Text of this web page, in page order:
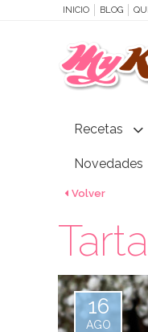
INICIO BLOG
Recetas
Novedades
Volver
16
AGO